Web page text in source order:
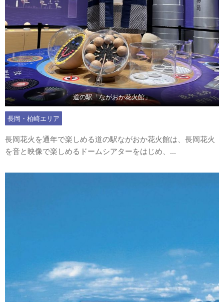
道の駅「ながおか花火館」
長岡・柏崎エリア
長岡花火を通年で楽しめる道の駅ながおか花火館は、長岡花火
を音と映像で楽しめるドームシアターをはじめ、...